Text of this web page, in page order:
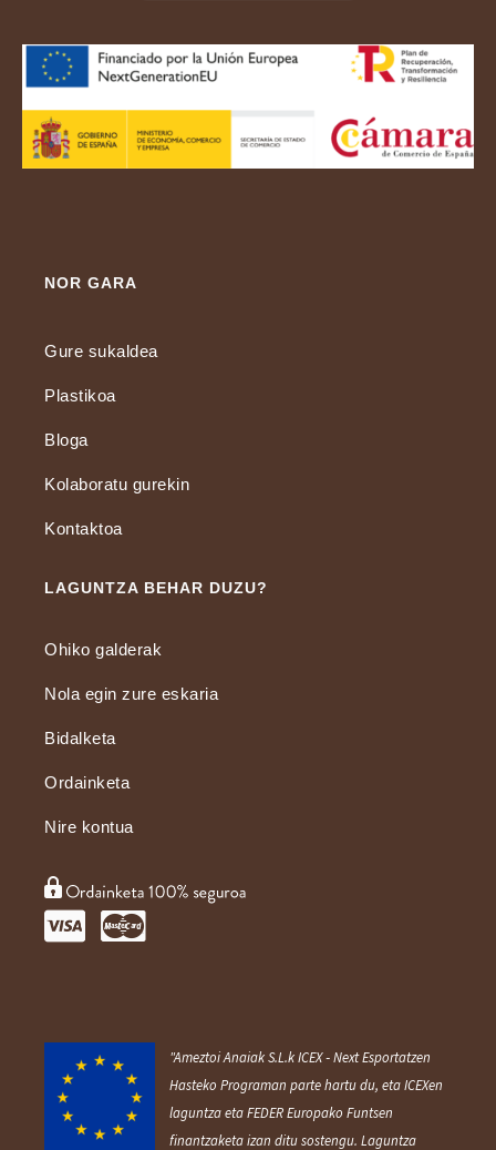
NOR GARA
Gure sukaldea
Plastikoa
Bloga
Kolaboratu gurekin
Kontaktoa
LAGUNTZA BEHAR DUZU?
Ohiko galderak
Nola egin zure eskaria
Bidalketa
Ordainketa
Nire kontua
"Ameztoi Anaiak S.L.k ICEX ‐ Next Esportatzen
Hasteko Programan parte hartu du, eta ICEXen
laguntza eta FEDER Europako Funtsen
finantzaketa izan ditu sostengu. Laguntza